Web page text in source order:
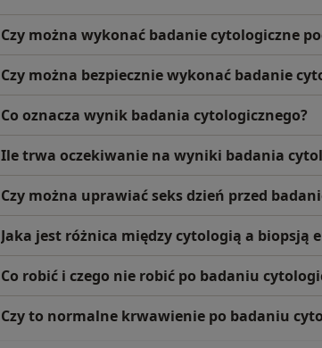
Czy można wykonać badanie cytologiczne
Czy można bezpiecznie wykonać badanie
Co oznacza wynik badania cytologicznego?
Ile trwa oczekiwanie na wyniki badania
Czy można uprawiać seks dzień przed
Jaka jest różnica między cytologią a biopsją
Co robić i czego nie robić po badaniu
Czy to normalne krwawienie po badaniu